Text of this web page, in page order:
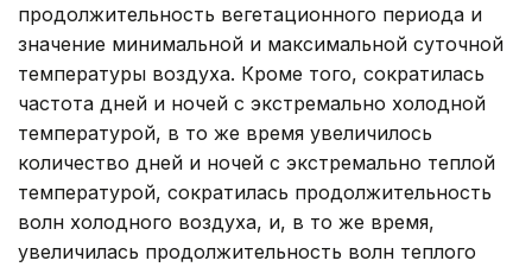
продолжительность вегетационного периода и
значение минимальной и максимальной суточной
температуры воздуха. Кроме того, сократилась
частота дней и ночей с экстремально холодной
температурой, в то же время увеличилось
количество дней и ночей с экстремально теплой
температурой, сократилась продолжительность
волн холодного воздуха, и, в то же время,
увеличилась продолжительность волн теплого